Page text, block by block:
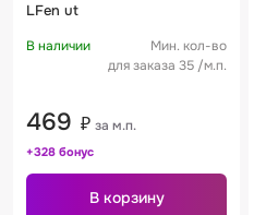
LFen ut
В наличии
Мин. кол-во
для заказа 35 /м.п.
469 ₽ за м.п.
+328 бонус
В корзину